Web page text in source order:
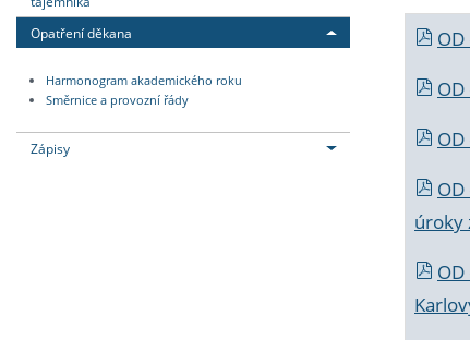
Opatření děkana
Harmonogram akademického roku
Směrnice a provozní řády
Zápisy
úroky